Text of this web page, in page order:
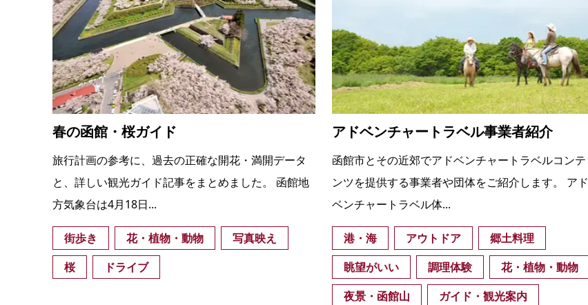
春の函館・桜ガイド
旅行計画の参考に、過去の正確な開花・満開データ
と、詳しい観光ガイド記事をまとめました。 函館地
方気象台は4月18日...
街歩き 花・植物・動物
写真映え
桜
ドライブ
アドベンチャートラベル事業者紹介
函館市とその近郊でアドベンチャートラベルコンテ
ンツを提供する事業者や団体をご紹介します。 アド
ベンチャートラベル体...
港・海 アウトドア
郷土料理
眺望がいい
調理体験
花・植物・動物
夜景・函館山
ガイド・観光案内